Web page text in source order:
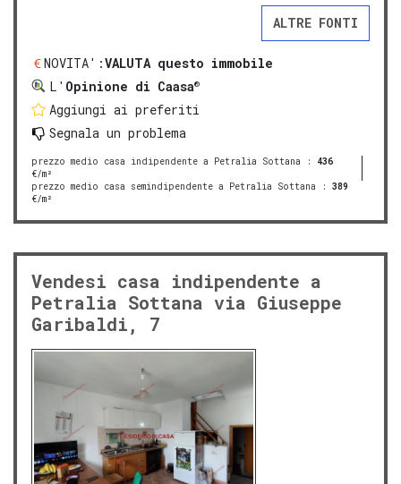
ALTRE FONTI
NOVITA':VALUTA questo immobile
L' Opinione di Caasa®
Aggiungi ai preferiti
Segnala un problema
prezzo medio casa indipendente a Petralia Sottana : 436
€/m²
prezzo medio casa semindipendente a Petralia Sottana : 389
€/m²
Vendesi casa indipendente a
Petralia Sottana via Giuseppe
Garibaldi, 7